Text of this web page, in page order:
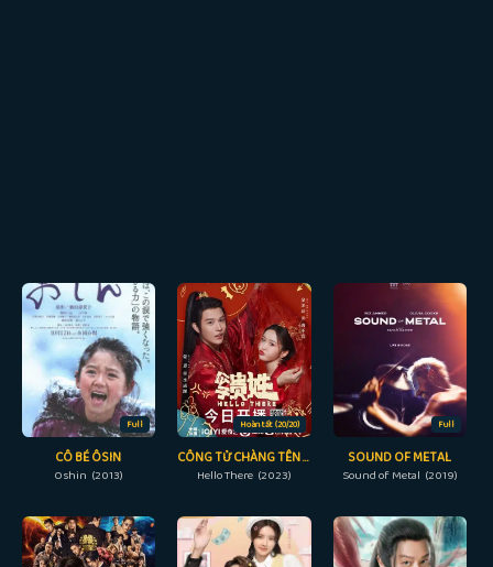
Full
CÔ BÉ ÔSIN
Oshin (2013)
Hoàn tất (20/20)
CÔNG TỬ CHÀNG TÊN GÌ
Hello There (2023)
Full
SOUND OF METAL
Sound of Metal (2019)